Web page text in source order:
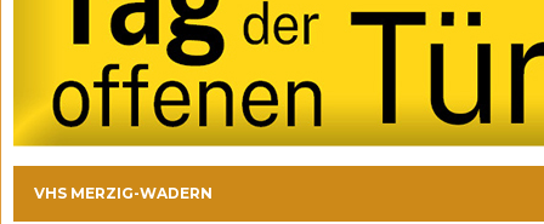
VHS MERZIG-WADERN